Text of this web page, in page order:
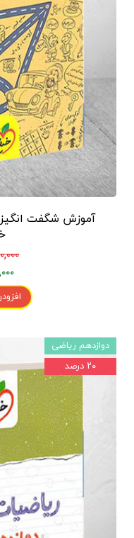
آموزش شگفت
دوازدهم ریاضی
۲۰ درصد